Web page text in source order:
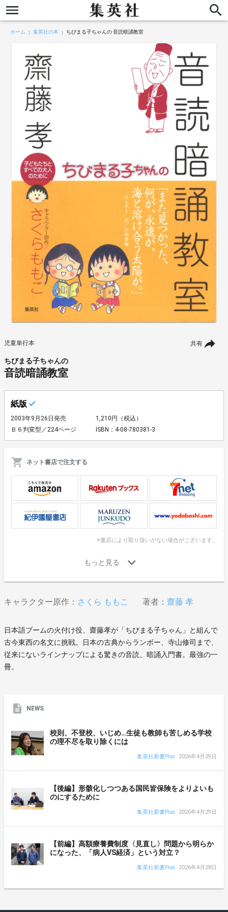
ホーム 集英社の本 ちびまる子ちゃんの 音読暗誦教室
共有
児童単行本
ちびまる子ちゃんの
音読暗誦教室
紙版
2003年9月26日発売
1,210円（税込）
Ｂ６判変型／224ページ
ISBN：4-08-780381-3
ネット書店で注文する
※書店により取り扱いがない場合がございます。
キャラクター原作： さくら ももこ 著者： 齋藤 孝
日本語ブームの火付け役、齋藤孝が「ちびまる子ちゃん」と組んで
古今東西の名文に挑戦。日本の古典からランボー、寺山修司まで、
従来にないラインナップによる驚きの音読、暗誦入門書。最強の一
冊。
NEWS
校則、不登校、いじめ…生徒も教師も苦しめる学校
の理不尽を取り除くには
集英社新書Plus 2026年4月29日
【後編】形骸化しつつある国民皆保険をよりよいも
のにするために
集英社新書Plus 2026年4月29日
【前編】高額療養費制度〈見直し〉問題から明らか
になった、「病人VS経済」という対立？
集英社新書Plus 2026年4月28日